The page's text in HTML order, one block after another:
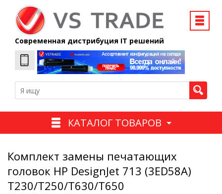
Современная дистрибуция IT решений
КАТАЛОГ ТОВАРОВ
Комплект замены печатающих
головок HP DesignJet 713 (3ED58A)
T230/T250/T630/T650